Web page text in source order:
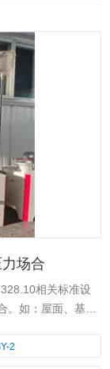
场合
相关标准设
。如：屋面、基
。
2